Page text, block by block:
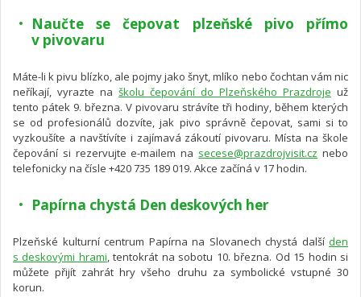
Naučte se čepovat plzeňské pivo přímo
v pivovaru
Máte-li k pivu blízko, ale pojmy jako šnyt, mlíko nebo čochtan vám nic
neříkají, vyrazte na školu čepování do Plzeňského Prazdroje už
tento pátek 9. března. V pivovaru strávíte tři hodiny, během kterých
se od profesionálů dozvíte, jak pivo správně čepovat, sami si to
vyzkoušíte a navštívíte i zajímavá zákoutí pivovaru. Místa na škole
čepování si rezervujte e-mailem na secese@prazdrojvisit.cz nebo
telefonicky na čísle +420 735 189 019. Akce začíná v 17 hodin.
Papírna chystá Den deskových her
Plzeňské kulturní centrum Papírna na Slovanech chystá další den
s deskovými hrami, tentokrát na sobotu 10. března. Od 15 hodin si
můžete přijít zahrát hry všeho druhu za symbolické vstupné 30
korun.